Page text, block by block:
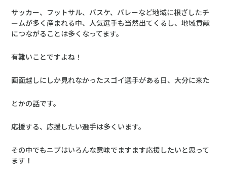
サッカー、フットサル、バスケ、バレーなど地域に根ざしたチ
ームが多く産まれる中、人気選手も当然出てくるし、地域貢献
につながることは多くなってます。
有難いことですよね！
画面越しにしか見れなかったスゴイ選手がある日、大分に来た
とかの話です。
応援する、応援したい選手は多くいます。
その中でもニブはいろんな意味でますます応援したいと思って
ます！